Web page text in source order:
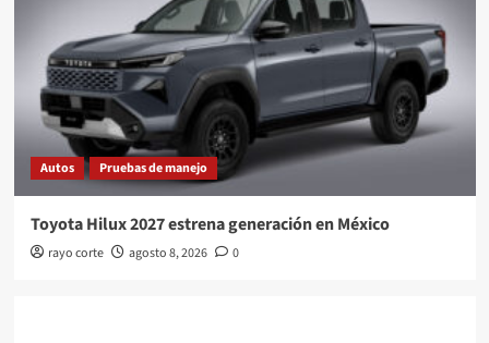
Autos Pruebas de manejo
Toyota Hilux 2027 estrena generación en México
rayo corte agosto 8, 2026 0